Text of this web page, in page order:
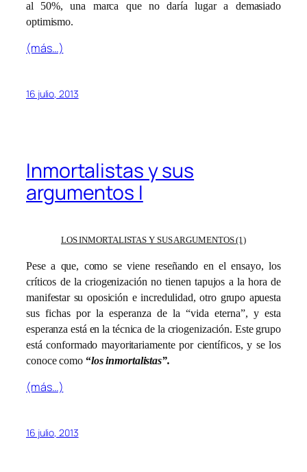
al 50%, una marca que no daría lugar a demasiado
optimismo.
(más…)
16 julio, 2013
Inmortalistas y sus
argumentos I
LOS INMORTALISTAS Y SUS ARGUMENTOS (1)
Pese a que, como se viene reseñando en el ensayo, los
críticos de la criogenización no tienen tapujos a la hora de
manifestar su oposición e incredulidad, otro grupo apuesta
sus fichas por la esperanza de la “vida eterna”, y esta
esperanza está en la técnica de la criogenización. Este grupo
está conformado mayoritariamente por científicos, y se los
conoce como “los inmortalistas”.
(más…)
16 julio, 2013